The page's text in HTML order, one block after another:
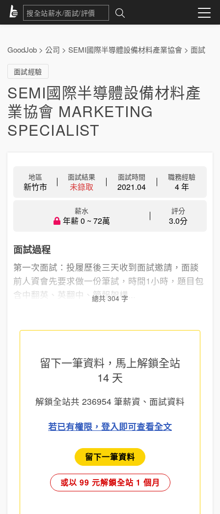
GoodJob > 公司 > SEMI國際半導體設備材料產業協會 > 面試
面試經驗
SEMI國際半導體設備材料產
業協會 MARKETING
SPECIALIST
地區
新竹市
面試結果
未錄取
面試時間
2021.04
職務經驗
4 年
薪水
年薪 0 ~ 72萬
評分
3.0分
面試過程
第一次面試：投履歷後三天收到面試邀請，面談
前人資會先要求做一份筆試，時間1小時，題目包
含中翻英、英翻中、簡報架構...
總共 304 字
留下一筆資料，馬上解鎖全站
14 天
解鎖全站共 236954 筆薪資、面試資料
若已有權限，登入即可查看全文
留下一筆資料
或以 99 元解鎖全站 1 個月